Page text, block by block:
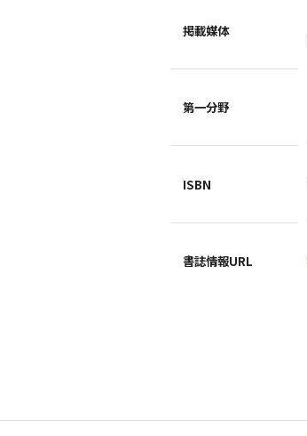
掲載媒体
第一分野
ISBN
書誌情報URL